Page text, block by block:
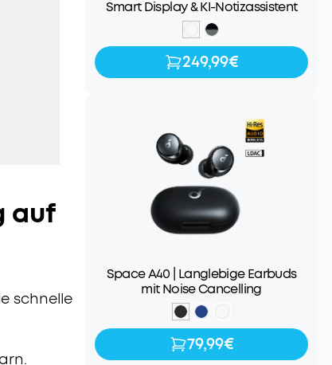
auf
schnelle
Smart Display & KI-Notizassistent
249,99€
249,99€
Space A40 | Langlebige Earbuds
mit Noise Cancelling
79,99€
79,99€